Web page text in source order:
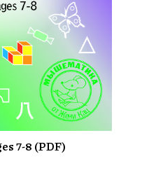
7-8 (PDF)